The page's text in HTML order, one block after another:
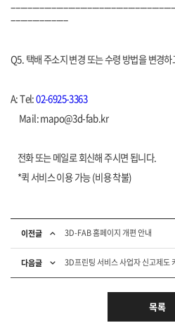
------------------------
Q5. 택배 주소지 변경 또는 수령 방법을 변경
A: Tel:02-6925-3363
Mail: mapo@3d-fab.kr
전화 또는 메일로 회신해 주시면 됩니다.
*퀵 서비스 이용 가능 (비용 착불)
이전글 3D-FAB 홈페이지 개편 안내
다음글 3D프린팅 서비스 사업자 신고제도
목록